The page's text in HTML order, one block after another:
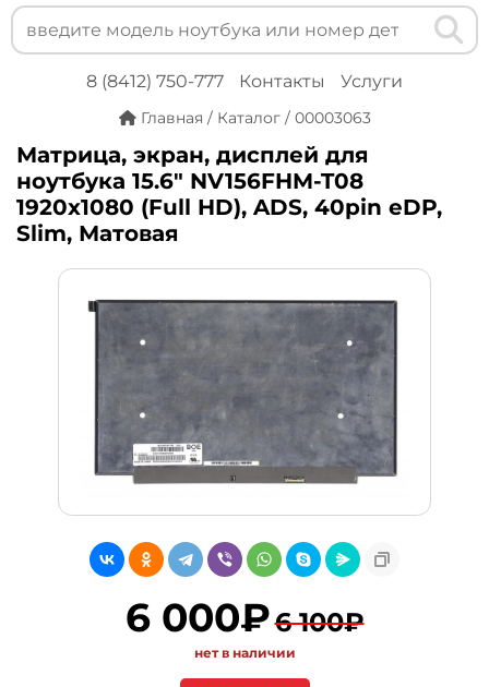
8 (8412) 750-777 Контакты Услуги
Главная / Каталог / 00003063
Матрица, экран, дисплей для
ноутбука 15.6" NV156FHM-T08
1920x1080 (Full HD), ADS, 40pin eDP,
Slim, Матовая
6 000₽6 100₽
нет в наличии